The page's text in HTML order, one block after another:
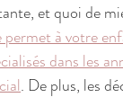
et quoi de
à votre
dans les
. De plus, les